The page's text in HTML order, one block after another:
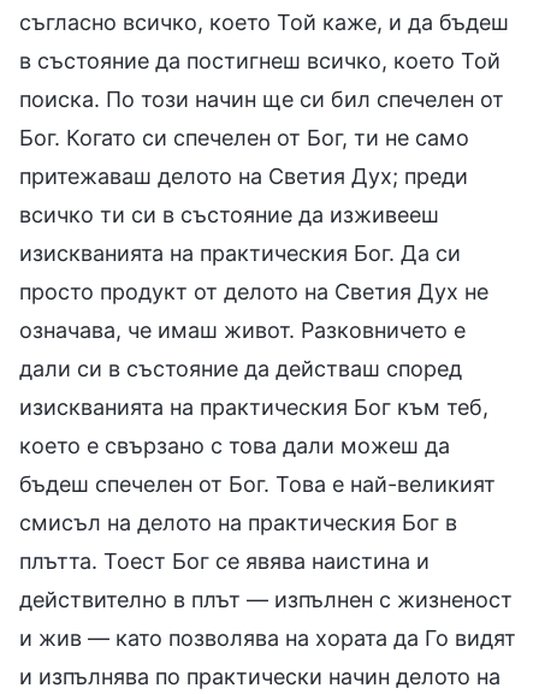
съгласно всичко, което Той каже, и да бъдеш
в състояние да постигнеш всичко, което Той
поиска. По този начин ще си бил спечелен от
Бог. Когато си спечелен от Бог, ти не само
притежаваш делото на Светия Дух; преди
всичко ти си в състояние да изживееш
изискванията на практическия Бог. Да си
просто продукт от делото на Светия Дух не
означава, че имаш живот. Разковничето е
дали си в състояние да действаш според
изискванията на практическия Бог към теб,
което е свързано с това дали можеш да
бъдеш спечелен от Бог. Това е най-великият
смисъл на делото на практическия Бог в
плътта. Тоест Бог се явява наистина и
действително в плът — изпълнен с жизненост
и жив — като позволява на хората да Го видят
и изпълнява по практически начин делото на